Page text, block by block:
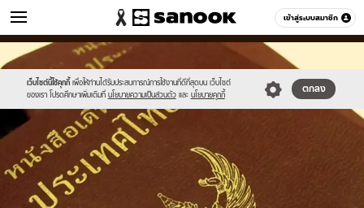
เข้าสู่ระบบสมาชิก
ข่าว หมวดอื่นๆ
เว็บไซต์นี้ใช้คุกกี้ เพื่อให้ท่านได้รับประสบการณ์การใช้งานที่ดีที่สุดบน เว็บไซต์
ของเรา โปรดศึกษาเพิ่มเติมที่ นโยบายความเป็นส่วนตัว และ นโยบายคุกกี้
ตกลง
Sanook
//s.isanook.com/sr/0/images/logo-
new-
sanook.png
600
60
//s.isanook.com/ns/0/ud/361/1809358/news01.jpg